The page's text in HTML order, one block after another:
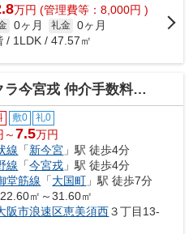
万円 (管理費等：8,000円 )
0ヶ月 礼金 0ヶ月
/ 1LDK / 47.57㎡
今宮戎 仲介手数料無料
敷0 礼0
～7.5万円
線 「新今宮 」駅 徒歩4分
線 「今宮戎 」駅 徒歩4分
堂筋線 「大国町 」駅 徒歩7分
㎡～31.60㎡
阪市浪速区恵美須西３丁目13-